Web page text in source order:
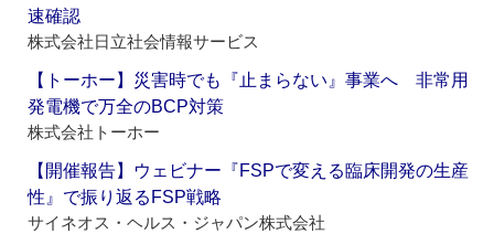
速確認
株式会社日立社会情報サービス
【トーホー】災害時でも『止まらない』事業へ 非常用
発電機で万全のBCP対策
株式会社トーホー
【開催報告】ウェビナー『FSPで変える臨床開発の生産
性』で振り返るFSP戦略
サイネオス・ヘルス・ジャパン株式会社